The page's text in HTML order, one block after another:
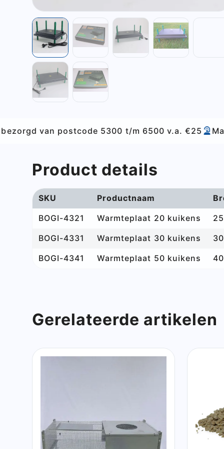
5300 t/m 6500 v.a. €25 Ma - za bereikbaar
Product details
SKU Productnaam
BOGI-4321
Warmteplaat 20 kuikens
BOGI-4331
Warmteplaat 30 kuikens
BOGI-4341
Warmteplaat 50 kuikens
Gerelateerde artikelen